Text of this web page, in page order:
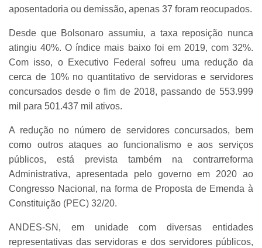
aposentadoria ou demissão, apenas 37 foram reocupados.
Desde que Bolsonaro assumiu, a taxa reposição nunca
atingiu 40%. O índice mais baixo foi em 2019, com 32%.
Com isso, o Executivo Federal sofreu uma redução da
cerca de 10% no quantitativo de servidoras e servidores
concursados desde o fim de 2018, passando de 553.999
mil para 501.437 mil ativos.
A redução no número de servidores concursados, bem
como outros ataques ao funcionalismo e aos serviços
públicos, está prevista também na contrarreforma
Administrativa, apresentada pelo governo em 2020 ao
Congresso Nacional, na forma de Proposta de Emenda à
Constituição (PEC) 32/20.
ANDES-SN, em unidade com diversas entidades
representativas das servidoras e dos servidores públicos,